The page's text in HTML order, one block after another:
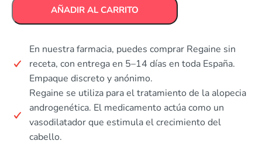
AÑADIR AL CARRITO
En nuestra farmacia, puedes comprar Regaine sin
receta, con entrega en 5–14 días en toda España.
Empaque discreto y anónimo.
Regaine se utiliza para el tratamiento de la alopecia
androgenética. El medicamento actúa como un
vasodilatador que estimula el crecimiento del
cabello.